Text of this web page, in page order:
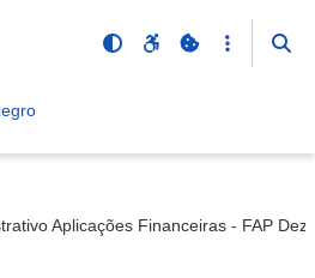
Aplicações Financeiras - FAP